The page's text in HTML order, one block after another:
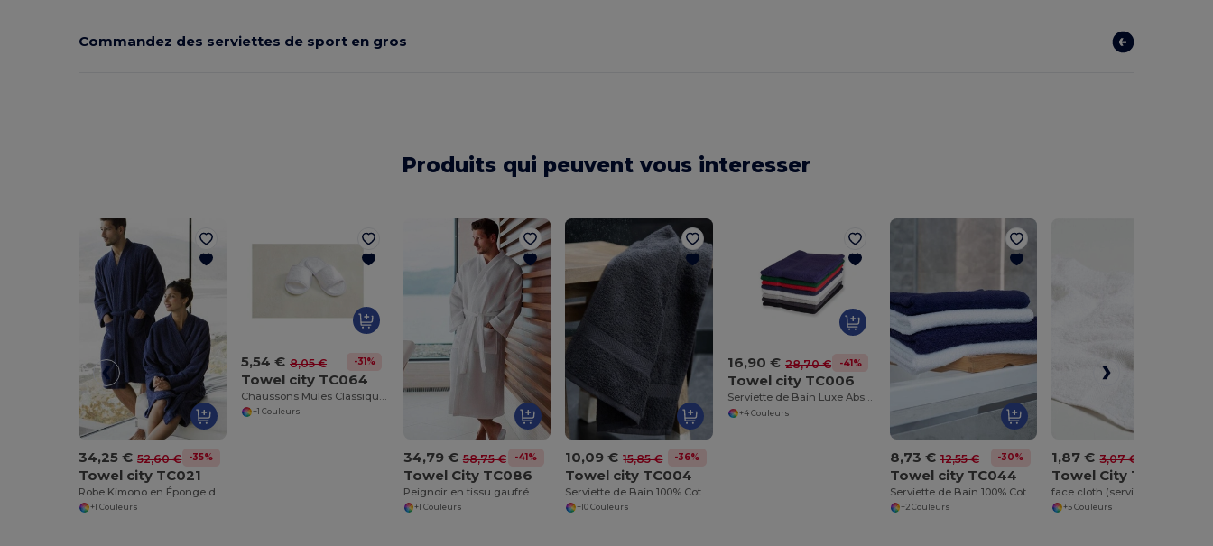
Commandez des serviettes de sport en gros
Produits qui peuvent vous interesser
34,25 € 52,60 € -35%
Towel city TC021
Robe Kimono en Éponge de Luxe avec Ceinture
+1 Couleurs
5,54 € 8,05 € -31%
Towel city TC064
Chaussons Mules Classiques en Éponge Ouverte
+1 Couleurs
34,79 € 58,75 € -41%
Towel City TC086
Peignoir en tissu gaufré
+1 Couleurs
10,09 € 15,85 € -36%
Towel city TC004
Serviette de Bain 100% Coton
+10 Couleurs
16,90 € 28,70 € -41%
Towel city TC006
Serviette de Bain Luxe Absorbante en Coton
+4 Couleurs
8,73 € 12,55 € -30%
Towel city TC044
Serviette de Bain 100% Coton
+2 Couleurs
1,87 € 3,07 €
Towel City TC001
+5 Couleurs